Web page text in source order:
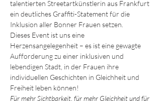
talentierten Streetartkünstlerin aus Frankfurt
ein deutliches Graffiti-Statement für die
Inklusion aller Bonner Frauen setzen.
Dieses Event ist uns eine
Herzensangelegenheit – es ist eine gewagte
Aufforderung zu einer inklusiven und
lebendigen Stadt, in der Frauen ihre
individuellen Geschichten in Gleichheit und
Freiheit leben können!
Für mehr Sichtbarkeit, für mehr Gleichheit und für